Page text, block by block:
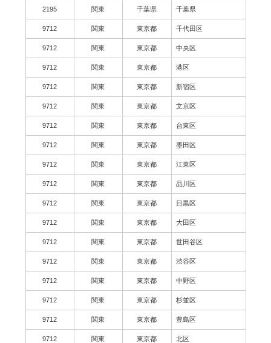
2195 関東 千葉県 千葉県
9712 関東 東京都 千代田区
9712 関東 東京都 中央区
9712 関東 東京都 港区
9712 関東 東京都 新宿区
9712 関東 東京都 文京区
9712 関東 東京都 台東区
9712 関東 東京都 墨田区
9712 関東 東京都 江東区
9712 関東 東京都 品川区
9712 関東 東京都 目黒区
9712 関東 東京都 大田区
9712 関東 東京都 世田谷区
9712 関東 東京都 渋谷区
9712 関東 東京都 中野区
9712 関東 東京都 杉並区
9712 関東 東京都 豊島区
9712 関東 東京都 北区